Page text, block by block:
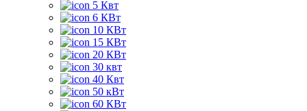
5 Квт
6 КВт
10 КВт
15 КВт
20 КВт
30 квт
40 Квт
50 кВт
60 КВт